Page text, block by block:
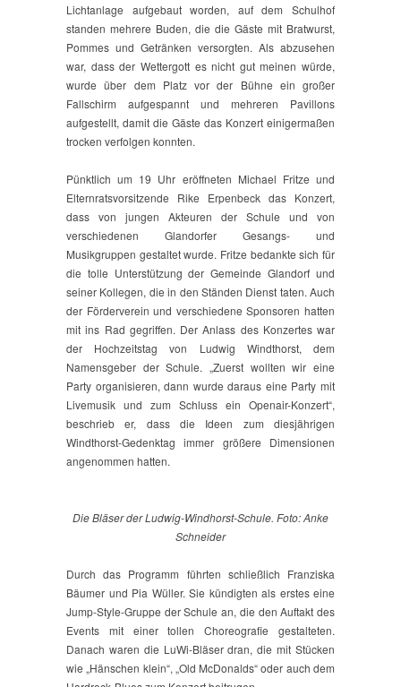
Lichtanlage aufgebaut worden, auf dem Schulhof
standen mehrere Buden, die die Gäste mit Bratwurst,
Pommes und Getränken versorgten. Als abzusehen
war, dass der Wettergott es nicht gut meinen würde,
wurde über dem Platz vor der Bühne ein großer
Fallschirm aufgespannt und mehreren Pavillons
aufgestellt, damit die Gäste das Konzert einigermaßen
trocken verfolgen konnten.
Pünktlich um 19 Uhr eröffneten Michael Fritze und
Elternratsvorsitzende Rike Erpenbeck das Konzert,
dass von jungen Akteuren der Schule und von
verschiedenen Glandorfer Gesangs- und
Musikgruppen gestaltet wurde. Fritze bedankte sich für
die tolle Unterstützung der Gemeinde Glandorf und
seiner Kollegen, die in den Ständen Dienst taten. Auch
der Förderverein und verschiedene Sponsoren hatten
mit ins Rad gegriffen. Der Anlass des Konzertes war
der Hochzeitstag von Ludwig Windthorst, dem
Namensgeber der Schule. „Zuerst wollten wir eine
Party organisieren, dann wurde daraus eine Party mit
Livemusik und zum Schluss ein Openair-Konzert“,
beschrieb er, dass die Ideen zum diesjährigen
Windthorst-Gedenktag immer größere Dimensionen
angenommen hatten.
Die Bläser der Ludwig-Windhorst-Schule. Foto: Anke
Schneider
Durch das Programm führten schließlich Franziska
Bäumer und Pia Wüller. Sie kündigten als erstes eine
Jump-Style-Gruppe der Schule an, die den Auftakt des
Events mit einer tollen Choreografie gestalteten.
Danach waren die LuWi-Bläser dran, die mit Stücken
wie „Hänschen klein“, „Old McDonalds“ oder auch dem